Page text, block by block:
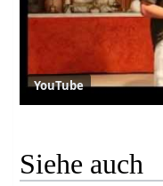
YouTube
Siehe auch